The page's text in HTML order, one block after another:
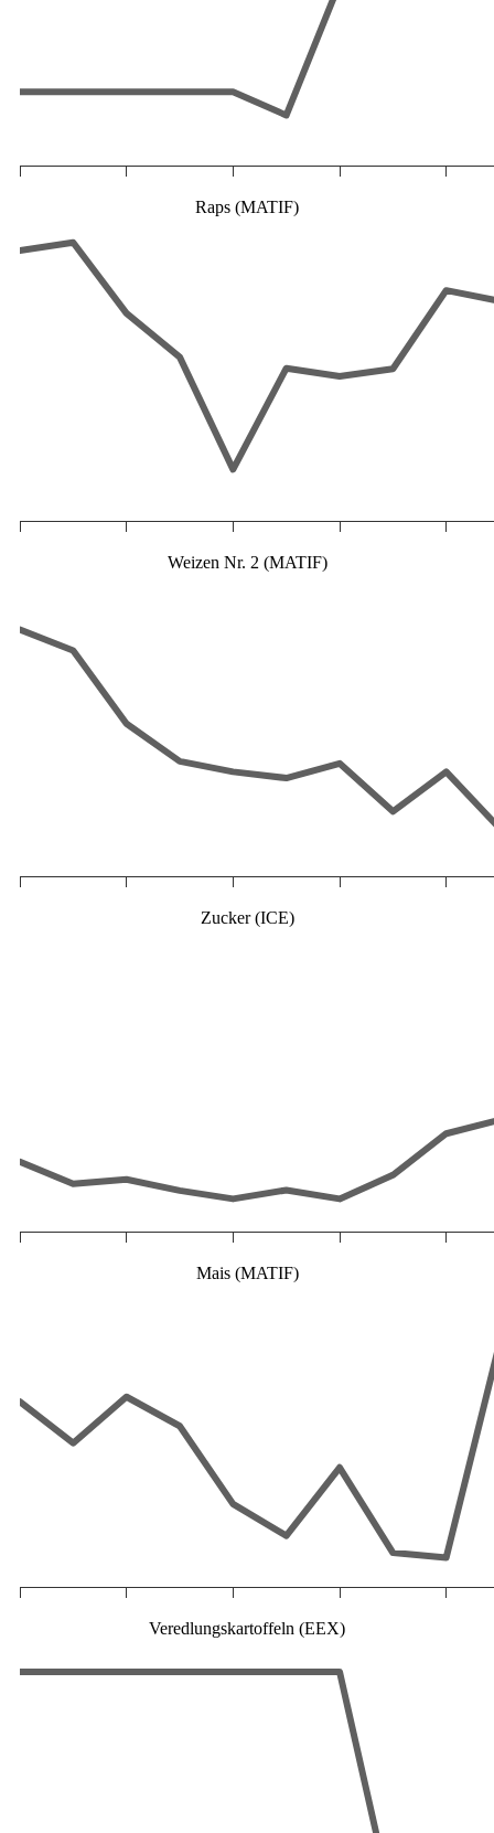
Raps (MATIF)
Weizen Nr. 2 (MATIF)
Zucker (ICE)
Mais (MATIF)
Veredlungskartoffeln (EEX)